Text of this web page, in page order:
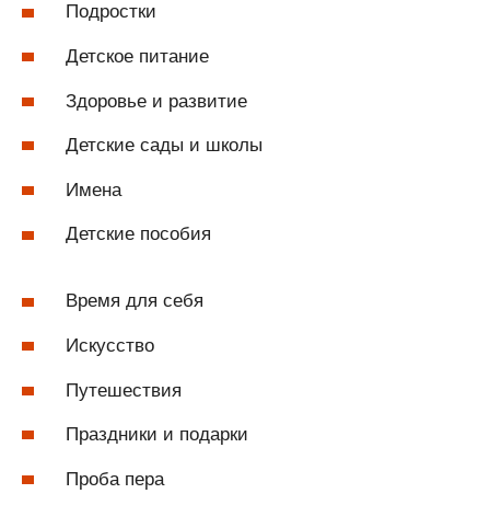
Подростки
Детское питание
Здоровье и развитие
Детские сады и школы
Имена
Детские пособия
Время для себя
Искусство
Путешествия
Праздники и подарки
Проба пера